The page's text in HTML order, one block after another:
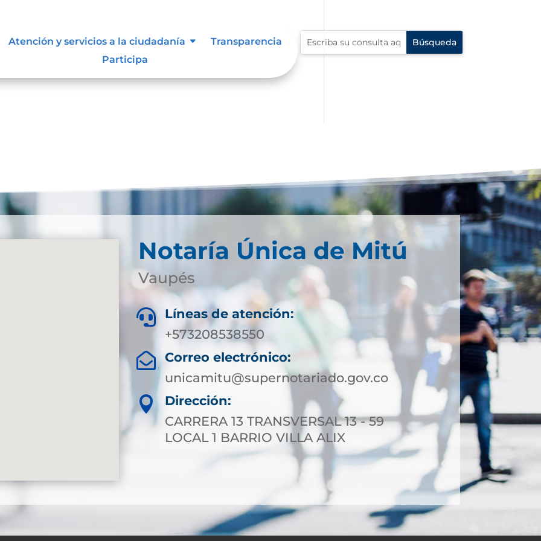
Atención y servicios a la ciudadanía
Transparencia
Participa
Notaría Única de Mitú
Vaupés

Líneas de atención:
+573208538550
 Correo electrónico:
unicamitu@supernotariado.gov.co

Dirección:
CARRERA 13 TRANSVERSAL 13 - 59
LOCAL 1 BARRIO VILLA ALIX